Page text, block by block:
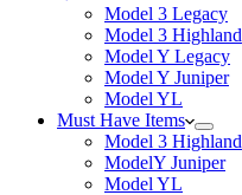
Model 3 Legacy
Model 3 Highland
Model Y Legacy
Model Y Juniper
Model YL
Must Have Items
Model 3 Highland
ModelY Juniper
Model YL